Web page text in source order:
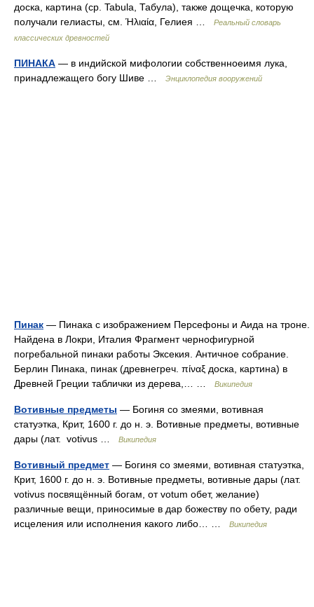
доска, картина (ср. Tabula, Табула), также дощечка, которую
получали гелиасты, см. Ήλιαία, Гелиея …
Реальный словарь
классических древностей
ПИНАКА — в индийской мифологии собственноеимя лука,
принадлежащего богу Шиве …
Энциклопедия вооружений
Пинак — Пинака с изображением Персефоны и Аида на троне.
Найдена в Локри, Италия Фрагмент чернофигурной
погребальной пинаки работы Эксекия. Античное собрание.
Берлин Пинака, пинак (древнегреч. πίναξ доска, картина) в
Древней Греции таблички из дерева,… …
Википедия
Вотивные предметы — Богиня со змеями, вотивная
статуэтка, Крит, 1600 г. до н. э. Вотивные предметы, вотивные
дары (лат. votivus …
Википедия
Вотивный предмет — Богиня со змеями, вотивная статуэтка,
Крит, 1600 г. до н. э. Вотивные предметы, вотивные дары (лат.
votivus посвящённый богам, от votum обет, желание)
различные вещи, приносимые в дар божеству по обету, ради
исцеления или исполнения какого либо… …
Википедия